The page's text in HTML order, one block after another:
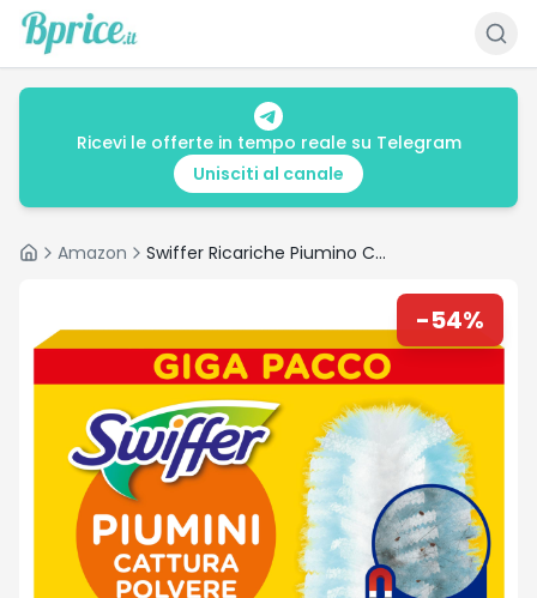
Ricevi le offerte in tempo reale su Telegram
Unisciti al canale
HomeAmazon Swiffer Ricariche Piumino Catturapolvere – Recensione e Prezzo
-54%